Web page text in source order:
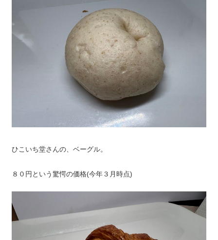
ひこいち堂さんの、ベーグル。
８０円という驚愕の価格(今年３月時点)